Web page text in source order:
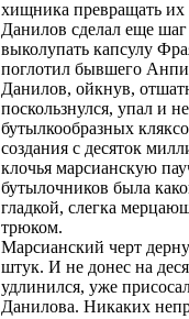
хищника превращать
Данилов сделал еще
выколупать капсулу
поглотил бывшего
Данилов, ойкнув,
поскользнулся, упал и
бутылкообразных
создания с десяток
клочья марсианскую
бутылочников была
гладкой, слегка
трюком.
Марсианский черт
штук. И не донес на
удлинился, уже
Данилова. Никаких